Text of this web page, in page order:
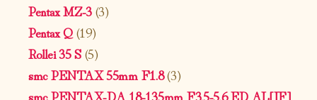
Pentax MZ-3(3)
Pentax Q(19)
Rollei 35 S(5)
smc PENTAX 55mm F1.8(3)
smc PENTAX-DA 18-135mm F3.5-5.6 ED AL[IF]